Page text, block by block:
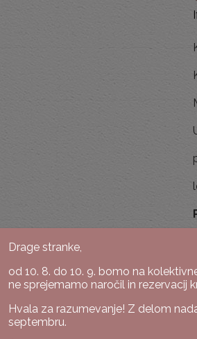
Drage stranke,
od 10. 8. do 10. 9. bomo na
ne sprejemamo naročil in rezervacij
Hvala za razumevanje! Z delom
septembru.